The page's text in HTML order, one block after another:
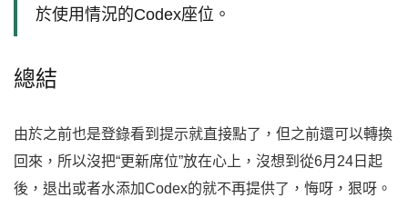
於使用情況的Codex座位。
總結
由於之前也是登錄看到提示就直接點了，但之前還可以轉換
回來，所以沒把“更新席位”放在心上，沒想到從6月24日起
後，退出或者水添加Codex的就不再提供了，悔呀，狠呀。